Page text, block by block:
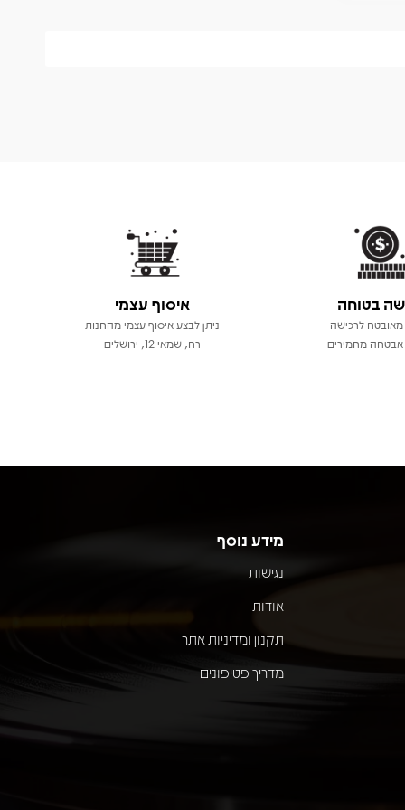
בטוחה
לרכישה
אבטחה מחמירים
איסוף עצמי
ניתן לבצע איסוף עצמי מהחנות
רח, שמאי 12, ירושלים
מידע נוסף
נגישות
אודות
תקנון ומדיניות אתר
מדריך פטיפונים